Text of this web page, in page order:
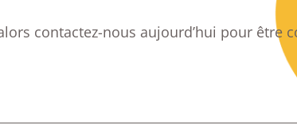
contactez-nous aujourd’hui pour être